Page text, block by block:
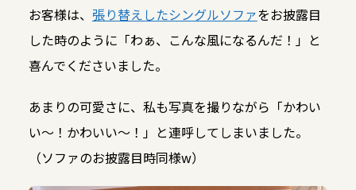
お客様は、 張り替えしたシングルソファをお披露目
した時のように「わぁ、こんな風になるんだ！」と
喜んでくださいました。
あまりの可愛さに、私も写真を撮りながら「かわい
い〜！かわいい〜！」と連呼してしまいました。
（ソファのお披露目時同様w）